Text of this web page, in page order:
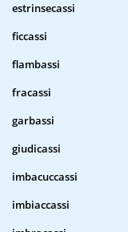
estrinsecassi
ficcassi
flambassi
fracassi
garbassi
giudicassi
imbacuccassi
imbiaccassi